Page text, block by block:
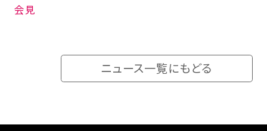
会見
ニュース一覧にもどる